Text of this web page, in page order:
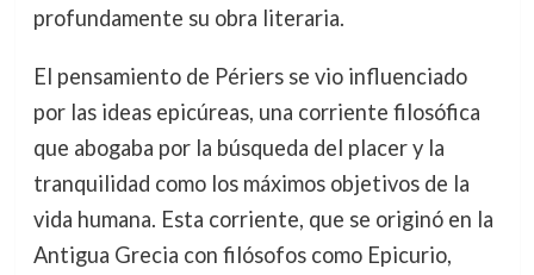
profundamente su obra literaria.
El pensamiento de Périers se vio influenciado
por las ideas epicúreas, una corriente filosófica
que abogaba por la búsqueda del placer y la
tranquilidad como los máximos objetivos de la
vida humana. Esta corriente, que se originó en la
Antigua Grecia con filósofos como Epicurio,